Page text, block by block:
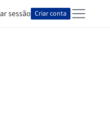
sessão Criar conta